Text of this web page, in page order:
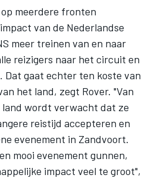
meerdere fronten
van de Nederlandse
meer treinen van en naar
reizigers naar het circuit en
gaat echter ten koste van
het land, zegt Rover. "Van
wordt verwacht dat ze
reistijd accepteren en
evenement in Zandvoort.
mooi evenement gunnen,
impact veel te groot",